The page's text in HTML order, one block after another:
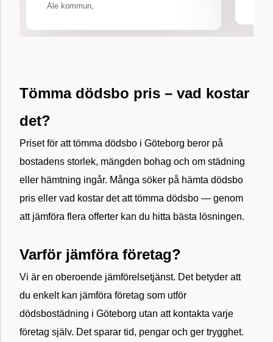
Ale kommun,
Tömma dödsbo pris – vad kostar
det?
Priset för att tömma dödsbo i Göteborg beror på
bostadens storlek, mängden bohag och om städning
eller hämtning ingår. Många söker på hämta dödsbo
pris eller vad kostar det att tömma dödsbo — genom
att jämföra flera offerter kan du hitta bästa lösningen.
Varför jämföra företag?
Vi är en oberoende jämförelsetjänst. Det betyder att
du enkelt kan jämföra företag som utför
dödsbostädning i Göteborg utan att kontakta varje
företag själv. Det sparar tid, pengar och ger trygghet.